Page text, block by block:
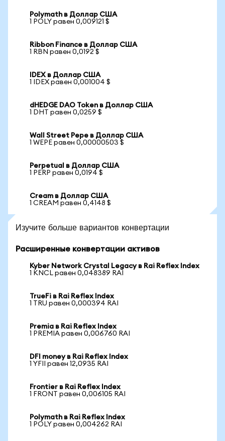
Polymath в Доллар США
1 POLY равен 0,009121 $
Ribbon Finance в Доллар США
1 RBN равен 0,0192 $
IDEX в Доллар США
1 IDEX равен 0,001004 $
dHEDGE DAO Token в Доллар США
1 DHT равен 0,0259 $
Wall Street Pepe в Доллар США
1 WEPE равен 0,00000503 $
Perpetual в Доллар США
1 PERP равен 0,0194 $
Cream в Доллар США
1 CREAM равен 0,4148 $
Изучите больше вариантов конвертации
Расширенные конвертации активов
Kyber Network Crystal Legacy в Rai Reflex Index
1 KNCL равен 0,048389 RAI
TrueFi в Rai Reflex Index
1 TRU равен 0,000394 RAI
Premia в Rai Reflex Index
1 PREMIA равен 0,006760 RAI
DFI money в Rai Reflex Index
1 YFII равен 12,0935 RAI
Frontier в Rai Reflex Index
1 FRONT равен 0,006105 RAI
Polymath в Rai Reflex Index
1 POLY равен 0,004262 RAI